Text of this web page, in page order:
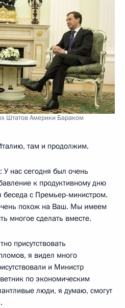
Штатов Америки Бараком
там и продолжим.
: У нас сегодня был очень
к продуктивному дню
беседа с Премьер-министром.
похож на Ваш. Мы имеем
многое сделать вместе.
присутствовать
я видел много
и Министр
по экономическим
люди, я думаю, смогут